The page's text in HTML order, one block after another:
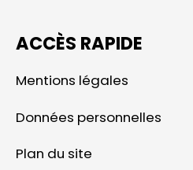
ACCÈS RAPIDE
Mentions légales
Données personnelles
Plan du site